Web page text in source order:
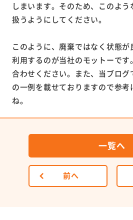
しまいます。そのため、このよ
扱うようにしてください。
このように、廃棄ではなく状態
利用するのが当社のモットーで
合わせください。また、当ブロ
の一例を載せておりますので参
ね。
前へ
一覧へ